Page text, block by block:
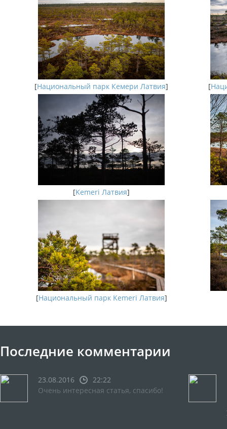
[Национальный парк Кемери Латвия] [
[Kemeri Латвия]
[Национальный парк Kemeri Латвия]
Последние комментарии
23.08.2016
22:22
Очень интересная статья, спасибо!